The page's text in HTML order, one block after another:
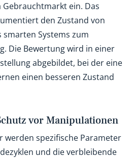
ein. Das
den Zustand von
Systems zum
Die Bewertung wird in einer
abgebildet, bei der eine
einen besseren Zustand
vor Manipulationen
werden spezifische Parameter
und die verbleibende